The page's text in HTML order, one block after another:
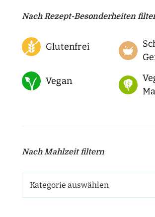
Nach Rezept-Besonderheiten
Glutenfrei
Vegan
Nach Mahlzeit filtern